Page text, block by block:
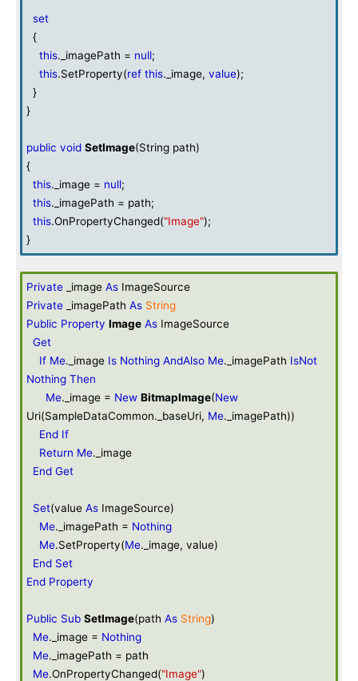
set
{
this._imagePath = null;
this.SetProperty(ref this._image, value);
}
}
public void SetImage(String path)
{
this._image = null;
this._imagePath = path;
this.OnPropertyChanged("Image");
}
Private _image As ImageSource
Private _imagePath As String
Public Property Image As ImageSource
Get
If Me._image Is Nothing AndAlso Me._imagePath IsNot
Nothing Then
Me._image = New BitmapImage(New
Uri(SampleDataCommon._baseUri, Me._imagePath))
End If
Return Me._image
End Get
Set(value As ImageSource)
Me._imagePath = Nothing
Me.SetProperty(Me._image, value)
End Set
End Property
Public Sub SetImage(path As String)
Me._image = Nothing
Me._imagePath = path
Me.OnPropertyChanged("Image")